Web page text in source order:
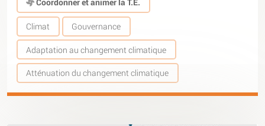
Climat Gouvernance
Adaptation au changement climatique
Atténuation du changement climatique